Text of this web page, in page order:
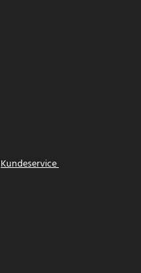
Kundeservice